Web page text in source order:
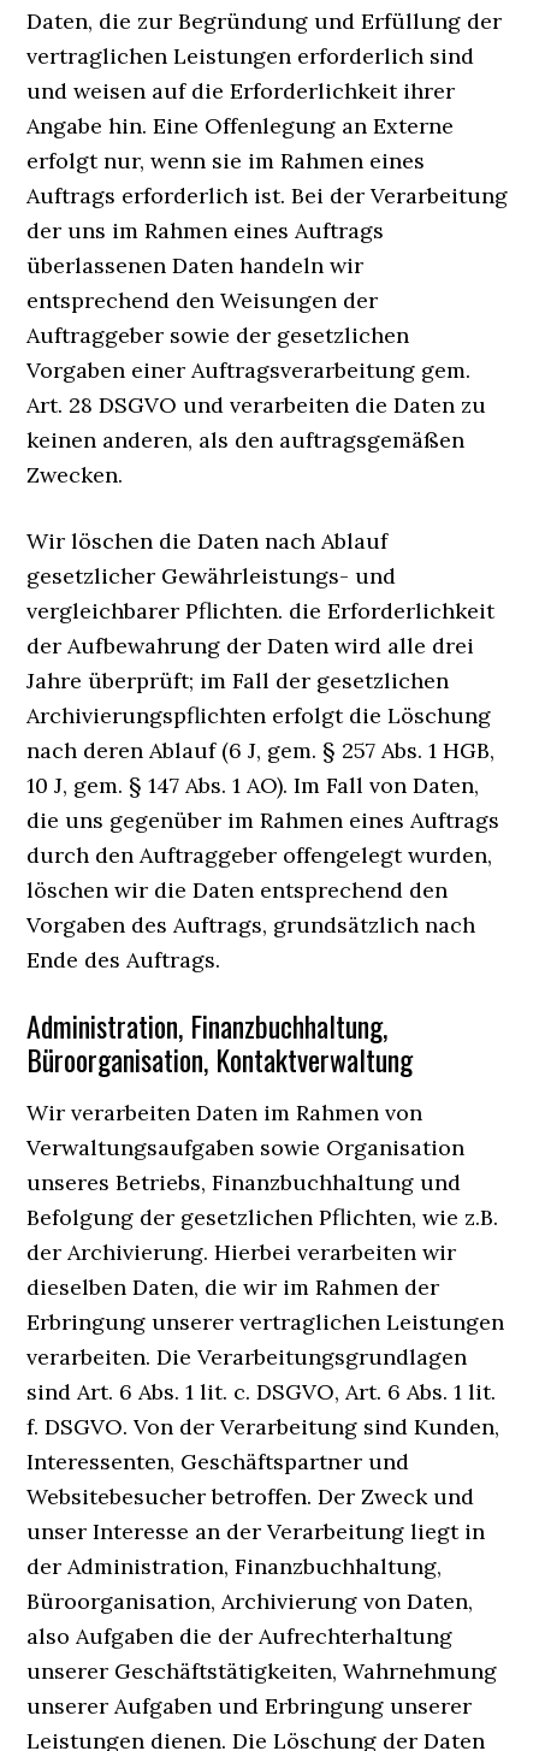
Daten, die zur Begründung und Erfüllung der
vertraglichen Leistungen erforderlich sind
und weisen auf die Erforderlichkeit ihrer
Angabe hin. Eine Offenlegung an Externe
erfolgt nur, wenn sie im Rahmen eines
Auftrags erforderlich ist. Bei der Verarbeitung
der uns im Rahmen eines Auftrags
überlassenen Daten handeln wir
entsprechend den Weisungen der
Auftraggeber sowie der gesetzlichen
Vorgaben einer Auftragsverarbeitung gem.
Art. 28 DSGVO und verarbeiten die Daten zu
keinen anderen, als den auftragsgemäßen
Zwecken.
Wir löschen die Daten nach Ablauf
gesetzlicher Gewährleistungs- und
vergleichbarer Pflichten. die Erforderlichkeit
der Aufbewahrung der Daten wird alle drei
Jahre überprüft; im Fall der gesetzlichen
Archivierungspflichten erfolgt die Löschung
nach deren Ablauf (6 J, gem. § 257 Abs. 1 HGB,
10 J, gem. § 147 Abs. 1 AO). Im Fall von Daten,
die uns gegenüber im Rahmen eines Auftrags
durch den Auftraggeber offengelegt wurden,
löschen wir die Daten entsprechend den
Vorgaben des Auftrags, grundsätzlich nach
Ende des Auftrags.
Administration, Finanzbuchhaltung,
Büroorganisation, Kontaktverwaltung
Wir verarbeiten Daten im Rahmen von
Verwaltungsaufgaben sowie Organisation
unseres Betriebs, Finanzbuchhaltung und
Befolgung der gesetzlichen Pflichten, wie z.B.
der Archivierung. Hierbei verarbeiten wir
dieselben Daten, die wir im Rahmen der
Erbringung unserer vertraglichen Leistungen
verarbeiten. Die Verarbeitungsgrundlagen
sind Art. 6 Abs. 1 lit. c. DSGVO, Art. 6 Abs. 1 lit.
f. DSGVO. Von der Verarbeitung sind Kunden,
Interessenten, Geschäftspartner und
Websitebesucher betroffen. Der Zweck und
unser Interesse an der Verarbeitung liegt in
der Administration, Finanzbuchhaltung,
Büroorganisation, Archivierung von Daten,
also Aufgaben die der Aufrechterhaltung
unserer Geschäftstätigkeiten, Wahrnehmung
unserer Aufgaben und Erbringung unserer
Leistungen dienen. Die Löschung der Daten